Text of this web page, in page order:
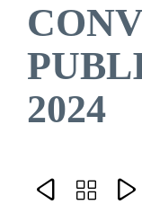
2024
  